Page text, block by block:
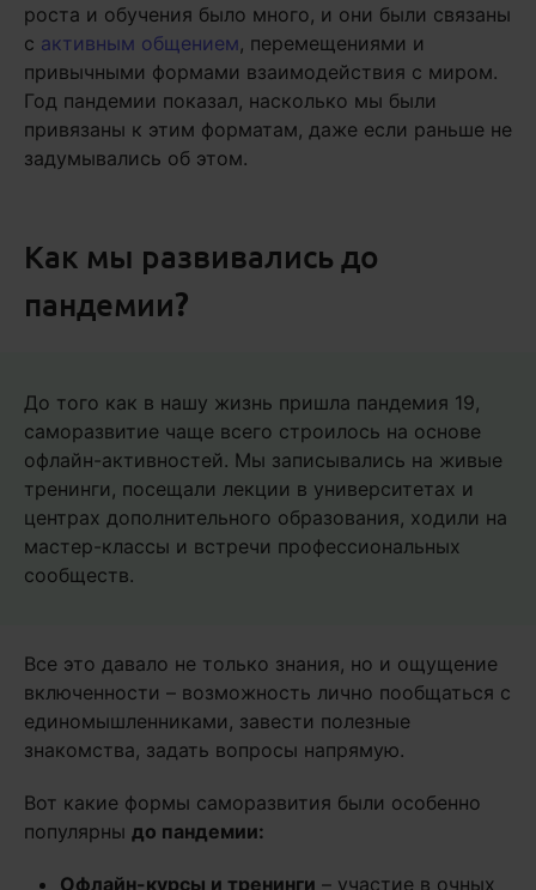
роста и обучения было много, и они были связаны
с активным общением, перемещениями и
привычными формами взаимодействия с миром.
Год пандемии показал, насколько мы были
привязаны к этим форматам, даже если раньше не
задумывались об этом.
Как мы развивались до
пандемии?
До того как в нашу жизнь пришла пандемия 19,
саморазвитие чаще всего строилось на основе
офлайн-активностей. Мы записывались на живые
тренинги, посещали лекции в университетах и
центрах дополнительного образования, ходили на
мастер-классы и встречи профессиональных
сообществ.
Все это давало не только знания, но и ощущение
включенности – возможность лично пообщаться с
единомышленниками, завести полезные
знакомства, задать вопросы напрямую.
Вот какие формы саморазвития были особенно
популярны до пандемии:
Офлайн-курсы и тренинги – участие в очных